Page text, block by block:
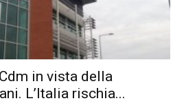
in vista della
L’Italia rischia...